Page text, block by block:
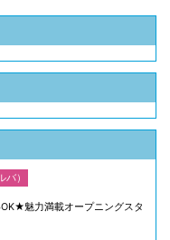
）
魅力満載オープニングスタ